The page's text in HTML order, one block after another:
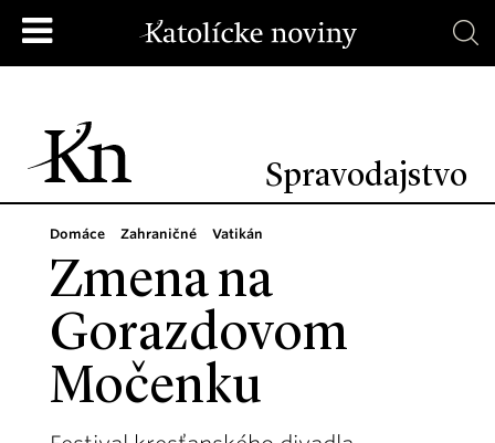
Spravodajstvo
Domáce Zahraničné Vatikán
Zmena na
Gorazdovom
Močenku